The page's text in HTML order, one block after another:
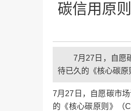
碳信用原
7月27日，自愿
待已久的《核心碳
7月27日，自愿碳市
的《核心碳原则》（